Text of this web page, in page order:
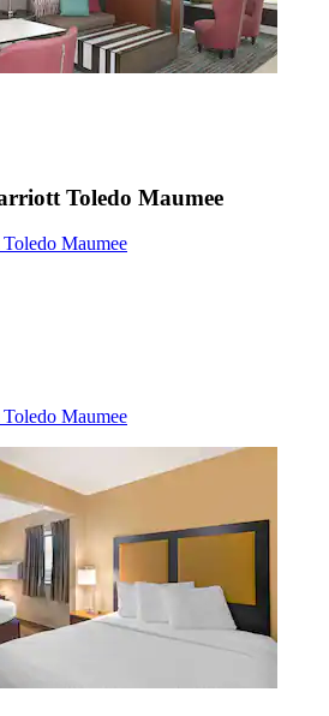
Toledo Maumee
Maumee
Maumee